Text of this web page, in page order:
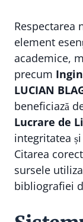
Respectarea
element
academice,
precum
LUCIAN
beneficiază
Lucrare de
integritatea
Citarea
sursele
bibliografiei